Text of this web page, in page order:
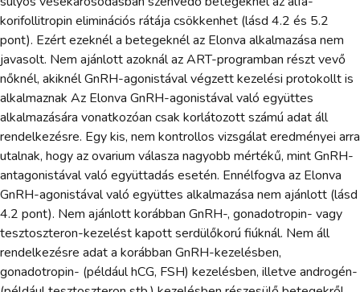
korifollitropin eliminációs rátája csökkenhet (lásd 4.2 és 5.2
pont). Ezért ezeknél a betegeknél az Elonva alkalmazása nem
javasolt. Nem ajánlott azoknál az ART-programban részt vevő
nőknél, akiknél GnRH-agonistával végzett kezelési protokollt is
alkalmaznak Az Elonva GnRH-agonistával való együttes
alkalmazására vonatkozóan csak korlátozott számú adat áll
rendelkezésre. Egy kis, nem kontrollos vizsgálat eredményei arra
utalnak, hogy az ovarium válasza nagyobb mértékű, mint GnRH-
antagonistával való együttadás esetén. Ennélfogva az Elonva
GnRH-agonistával való együttes alkalmazása nem ajánlott (lásd
4.2 pont). Nem ajánlott korábban GnRH-, gonadotropin- vagy
tesztoszteron-kezelést kapott serdülőkorú fiúknál. Nem áll
rendelkezésre adat a korábban GnRH-kezelésben,
gonadotropin- (például hCG, FSH) kezelésben, illetve androgén-